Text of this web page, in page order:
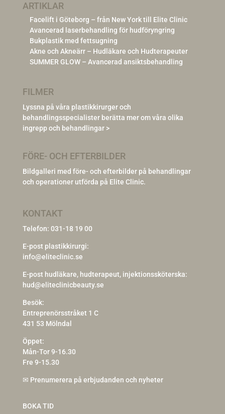
ARTIKLAR
Facelift i Göteborg – från New York till Elite Clinic
Avancerad laserbehandling för hudföryngring
Bukplastik med fettsugning
Akne och Akneärr – Hudläkare och Hudterapeuter
SUMMER GLOW – Avancerad ansiktsbehandling
FILMER
Lyssna på våra plastikkirurger och
behandlingsspecialister berätta mer om våra olika
ingrepp och behandlingar >
FÖRE- OCH EFTERBILDER
Bildgalleri med före- och efterbilder på behandlingar
och operationer utförda på Elite Clinic.
KONTAKT
Telefon: 031-18 19 00
E-post plastikkirurgi:
info@eliteclinic.se
E-post hudläkare, hudterapeut, injektionssköterska:
hud@eliteclinicbeauty.se
Besök:
Entreprenörsstråket 1 C
431 53 Mölndal
Öppet:
Mån-Tor 9-16.30
Fre 9-15.30
✉ Prenumerera på erbjudanden och nyheter
BOKA TID